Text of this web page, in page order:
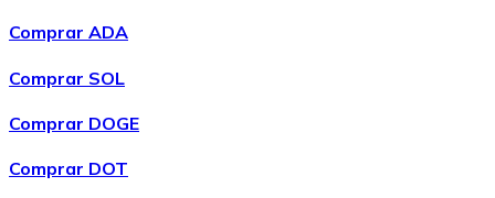
Comprar ADA
Comprar SOL
Comprar DOGE
Comprar DOT